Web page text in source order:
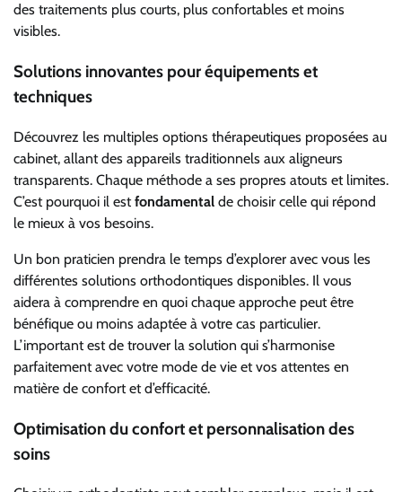
des traitements plus courts, plus confortables et moins
visibles.
Solutions innovantes pour équipements et
techniques
Découvrez les multiples options thérapeutiques proposées au
cabinet, allant des appareils traditionnels aux aligneurs
transparents. Chaque méthode a ses propres atouts et limites.
C’est pourquoi il estfondamental de choisir celle qui répond
le mieux à vos besoins.
Un bon praticien prendra le temps d’explorer avec vous les
différentes solutions orthodontiques disponibles. Il vous
aidera à comprendre en quoi chaque approche peut être
bénéfique ou moins adaptée à votre cas particulier.
L’important est de trouver la solution qui s’harmonise
parfaitement avec votre mode de vie et vos attentes en
matière de confort et d’efficacité.
Optimisation du confort et personnalisation des
soins